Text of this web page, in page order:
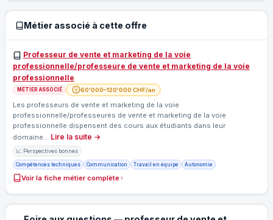
Métier associé à cette offre
Professeur de vente et marketing de la voie
professionnelle/professeure de vente et marketing de la voie
professionnelle
MÉTIER ASSOCIÉ 60'000–120'000 CHF/an
Les professeurs de vente et marketing de la voie
professionnelle/professeures de vente et marketing de la voie
professionnelle dispensent des cours aux étudiants dans leur
domaine… Lire la suite →
📈 Perspectives bonnes
Compétences techniques Communication Travail en équipe Autonomie
Voir la fiche métier complète